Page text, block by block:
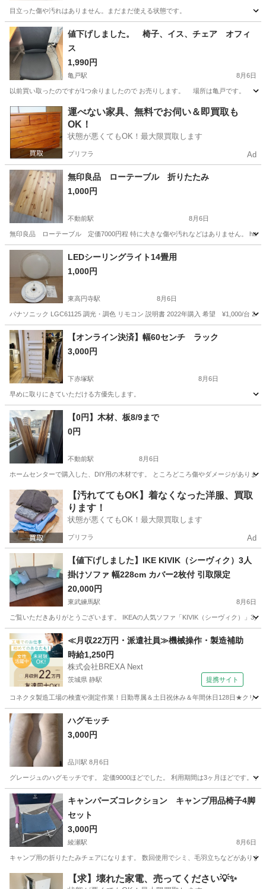
目立った傷や汚れはありません。まだまだ使える状態です。
東京 目黒区 学芸大学駅
値下げしました。 椅子、イス、チェア オフィ
ス
1,990円
亀戸駅 8月6日
以前買い取ったのですが1つ余りましたので お売りします。 場所は亀戸です。
東京 江東区 亀戸駅 オフィス用家具 オフィス
運べない家具、無料でお伺い＆即買取も
OK！
状態が悪くてもOK！最大限買取します
プリフラ Ad
無印良品 ローテーブル 折りたたみ
1,000円
不動前駅 8月6日
無印良品 ローテーブル 定価7000円程 特に大きな傷や汚れなどはありません。
東京 品川区 テーブル
LEDシーリングライト14畳用
1,000円
東高円寺駅 8月6日
パナソニック LGC61125 調光・調色 リモコン 説明書 2022年購入 希望 ¥1,000/台 2台
東京 杉並区 東高円寺駅 照明器具 シーリングライト
【オンライン決済】幅60センチ ラック
3,000円
下赤塚駅 8月6日
早めに取りにきていただける方優先します。
東京 板橋区 下赤塚駅 収納家具
【0円】木材、板8/9まで
0円
不動前駅 8月6日
ホームセンターで購入した、DIY用の木材です。 ところどころ傷やダメージがありま
東京 品川区 不動前駅 その他 木材
【汚れててもOK】着なくなった洋服、買取
ります！
状態が悪くてもOK！最大限買取します
プリフラ Ad
【値下げしました】IKE KIVIK（シーヴィク）3人
掛けソファ 幅228cm カバー2枚付 引取限定
20,000円
東武練馬駅 8月6日
ご覧いただきありがとうございます。 IKEAの人気ソファ「KIVIK（シーヴィク）」3
東京 板橋区 東武練馬駅 ソファ
≪月収22万円・派遣社員≫機械操作・製造補助
時給1,250円
株式会社BREXA Next
茨城県 静駅 提携サイト
コネクタ製造工場の検査や測定作業！日勤専属＆土日祝休み＆年間休日128日★クリ
茨城 常陸大宮市ハグモッチ
3,000円
品川駅 8月6日
グレージュのハグモッチです。 定価9000ほどでした。 利用期間は3ヶ月ほどです。
東京 港区 品川駅
キャンパーズコレクション キャンプ用品椅子4脚
セット
3,000円
綾瀬駅 8月6日
キャンプ用の折りたたみチェアになります。 数回使用でシミ、毛羽立ちなどがありま
東京 足立区 綾瀬駅 椅子
【求】壊れた家電、売ってください💡✨